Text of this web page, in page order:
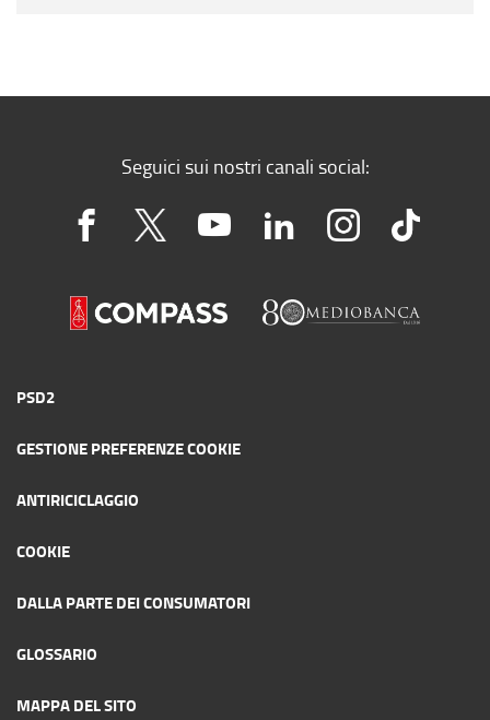
Seguici sui nostri canali social:
PSD2
GESTIONE PREFERENZE COOKIE
ANTIRICICLAGGIO
COOKIE
DALLA PARTE DEI CONSUMATORI
GLOSSARIO
MAPPA DEL SITO